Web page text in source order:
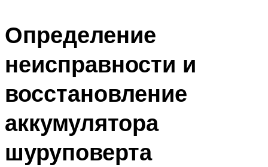
Определение
неисправности и
восстановление
аккумулятора
шуруповерта